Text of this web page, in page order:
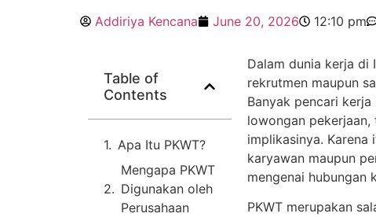
Addiriya Kencana June 20, 2026 12:10 pm
Table of
Contents
Apa Itu PKWT?
Mengapa PKWT
Digunakan oleh
Perusahaan
Dalam dunia kerja di
rekrutmen maupun
Banyak pencari
lowongan
implikasinya. Karena
karyawan maupun
mengenai hubungan
PKWT merupakan